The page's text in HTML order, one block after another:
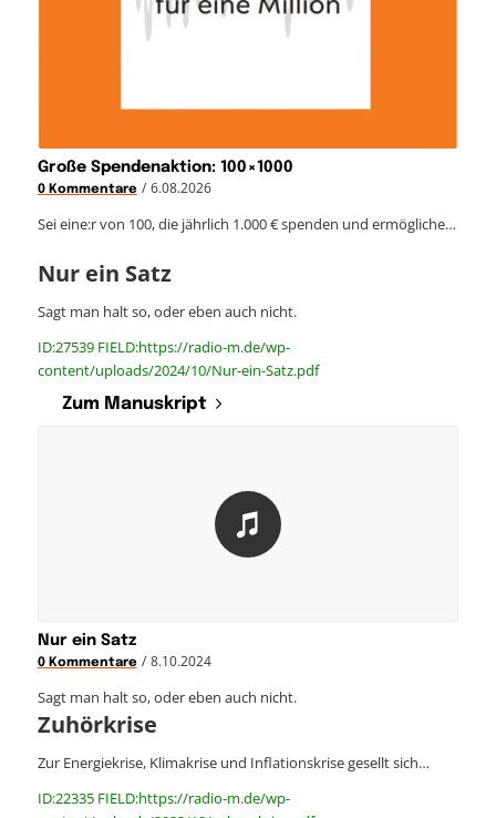
Große Spendenaktion: 100×1000
0 Kommentare / 6.08.2026
Sei eine:r von 100, die jährlich 1.000 € spenden und ermögliche…
Nur ein Satz
Sagt man halt so, oder eben auch nicht.
ID:27539 FIELD:https://radio-m.de/wp-
content/uploads/2024/10/Nur-ein-Satz.pdf
Zum Manuskript
Nur ein Satz
0 Kommentare / 8.10.2024
Sagt man halt so, oder eben auch nicht.
Zuhörkrise
Zur Energiekrise, Klimakrise und Inflationskrise gesellt sich…
ID:22335 FIELD:https://radio-m.de/wp-